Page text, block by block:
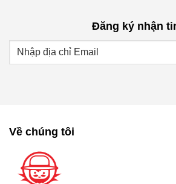
Đăng ký nhận
Về chúng tôi